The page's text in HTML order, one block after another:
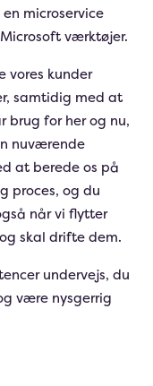
microservice
værktøjer.
vores kunder
samtidig med at
brug for her og nu,
nuværende
at berede os på
proces, og du
når vi flytter
skal drifte dem.
undervejs, du
være nysgerrig